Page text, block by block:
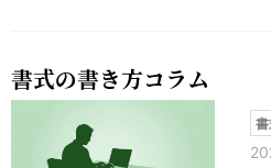
書式の書き方コラム